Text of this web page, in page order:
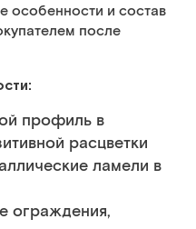
особенности и состав
после
профиль в
расцветки
ламели в
ограждения,